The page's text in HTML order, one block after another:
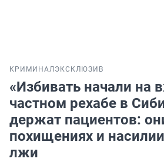
КРИМИНАЛ ЭКСКЛЮЗИВ
«Избивать начали на
частном рехабе в
держат пациентов:
похищениях и
лжи